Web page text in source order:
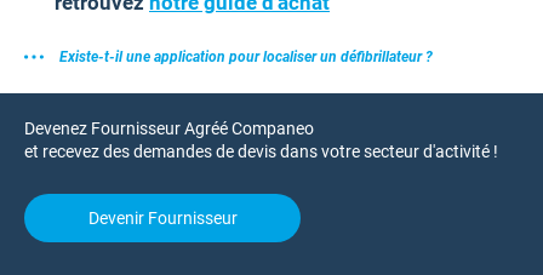
Existe-t-il une application pour localiser un défibrillateur ?
Devenez Fournisseur Agréé Companeo
et recevez des demandes de devis dans votre secteur d'activité !
Devenir Fournisseur